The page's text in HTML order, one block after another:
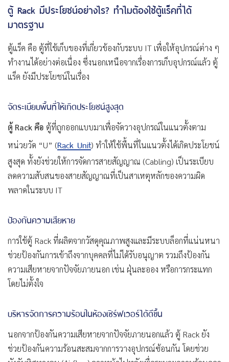
ตู้ Rack มีประโยชน์อย่างไร? ทำไมต้องใช้ตู้แร็คที่ได้
มาตรฐาน
ตู้แร็ค คือ ตู้ที่ใช้เก็บของที่เกี่ยวข้องกับระบบ IT เพื่อให้อุปกรณ์ต่าง ๆ
ทำงานได้อย่างต่อเนื่อง ซึ่งนอกเหนือจากเรื่องการเก็บอุปกรณ์แล้ว ตู้
แร็ค ยังมีประโยชน์ในเรื่อง
จัดระเบียบพื้นที่ให้เกิดประโยชน์สูงสุด
ตู้ Rack คือ ตู้ที่ถูกออกแบบมาเพื่อจัดวางอุปกรณ์ในแนวตั้งตาม
หน่วยวัด “U” (Rack Unit) ทำให้ใช้พื้นที่ในแนวตั้งได้เกิดประโยชน์
สูงสุด ทั้งยังช่วยให้การจัดการสายสัญญาณ (Cabling) เป็นระเบียบ
ลดความสับสนของสายสัญญาณที่เป็นสาเหตุหลักของความผิด
พลาดในระบบ IT
ป้องกันความเสียหาย
การใช้ตู้ Rack ที่ผลิตจากวัสดุคุณภาพสูงและมีระบบล็อกที่แน่นหนา
ช่วยป้องกันการเข้าถึงจากบุคคลที่ไม่ได้รับอนุญาต รวมถึงป้องกัน
ความเสียหายจากปัจจัยภายนอก เช่น ฝุ่นละออง หรือการกระแทก
โดยไม่ตั้งใจ
บริหารจัดการความร้อนในห้องเซิร์ฟเวอร์ได้ดีขึ้น
นอกจากป้องกันความเสียหายจากปัจจัยภายนอกแล้ว ตู้ Rack ยัง
ช่วยป้องกันความร้อนสะสมจากการวางอุปกรณ์ซ้อนกัน โดยช่วย